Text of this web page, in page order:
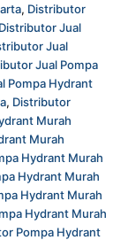
, Distributor
Distributor Jual
Jual
Jual Pompa
Pompa Hydrant
, Distributor
Murah
Murah
Hydrant Murah
Hydrant Murah
Hydrant Murah
Hydrant Murah
Pompa Hydrant